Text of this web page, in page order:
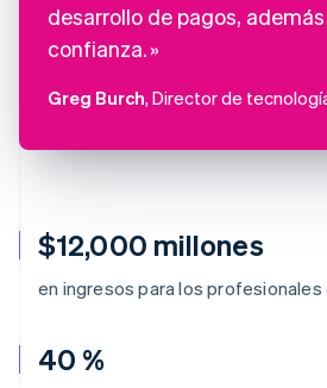
$12,000 millones
en ingresos para los profesionales
40 %
desarrollo de pagos,
confianza.
Greg Burch, Director de